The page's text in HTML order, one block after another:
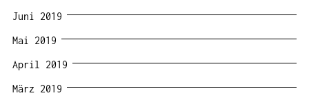
Juni 2019
Mai 2019
April 2019
März 2019